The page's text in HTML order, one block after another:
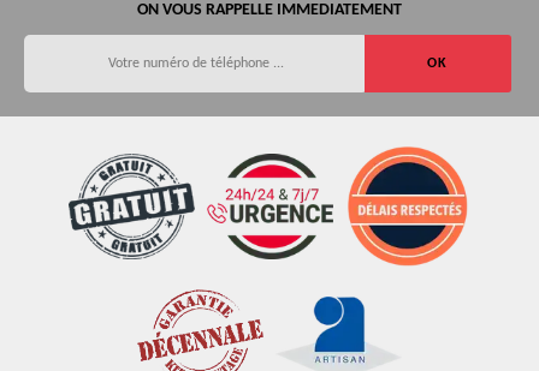
ON VOUS RAPPELLE IMMEDIATEMENT